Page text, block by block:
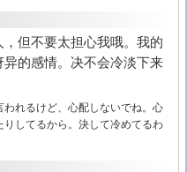
但不要太担心我哦。我的
的感情。决不会冷淡下来
われるけど、心配しないでね。心
してるから。決して冷めてるわ